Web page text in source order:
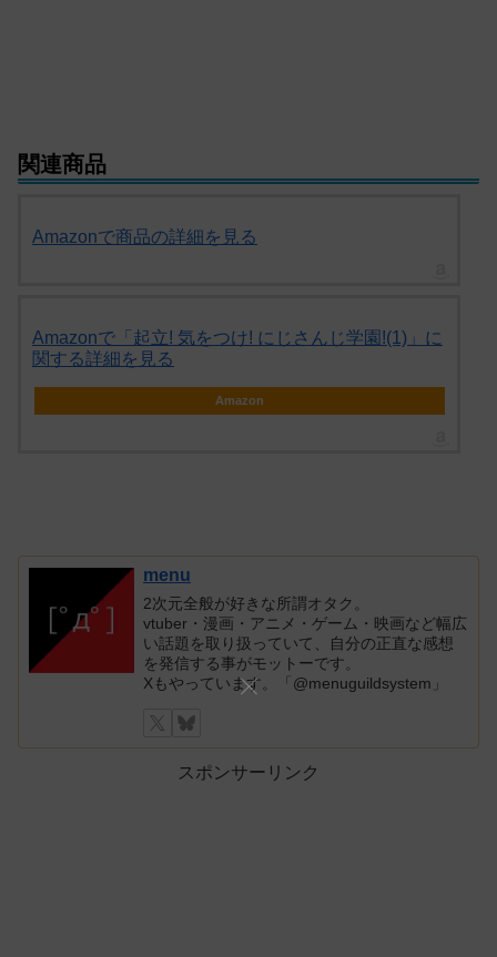
関連商品
Amazonで商品の詳細を見る
Amazonで「起立! 気をつけ! にじさんじ学園!(1)」に
関する詳細を見る
Amazon
menu
2次元全般が好きな所謂オタク。
vtuber・漫画・アニメ・ゲーム・映画など幅広
い話題を取り扱っていて、自分の正直な感想
を発信する事がモットーです。
Xもやっています。「@menuguildsystem」
スポンサーリンク